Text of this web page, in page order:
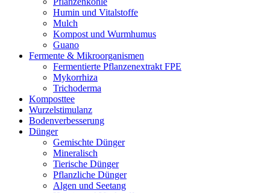
Humin und Vitalstoffe
Mulch
Kompost und Wurmhumus
Guano
Fermente & Mikroorganismen
Fermentierte Pflanzenextrakt FPE
Mykorrhiza
Trichoderma
Komposttee
Wurzelstimulanz
Bodenverbesserung
Dünger
Gemischte Dünger
Mineralisch
Tierische Dünger
Pflanzliche Dünger
Algen und Seetang